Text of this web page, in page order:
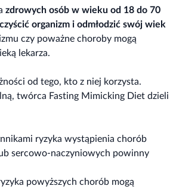
zdrowych osób w wieku od 18 do 70
organizm i odmłodzić swój wiek
czy poważne choroby mogą
lekarza.
od tego, kto z niej korzysta.
twórca Fasting Mimicking Diet dzieli
ryzyka wystąpienia chorób
sercowo-naczyniowych powinny
powyższych chorób mogą